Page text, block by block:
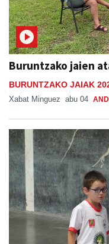
Buruntzako jaien
BURUNTZAKO JAIAK
Xabat Minguez abu 04